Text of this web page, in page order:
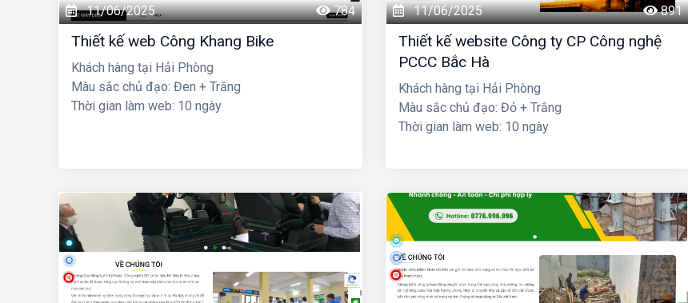
11/06/2025 784
Thiết kế web Công Khang Bike
Khách hàng tại Hải Phòng
Màu sắc chủ đạo: Đen + Trắng
Thời gian làm web: 10 ngày
11/06/2025 891
Thiết kế website Công ty CP Công nghệ
PCCC Bắc Hà
Khách hàng tại Hải Phòng
Màu sắc chủ đạo: Đỏ + Trắng
Thời gian làm web: 10 ngày